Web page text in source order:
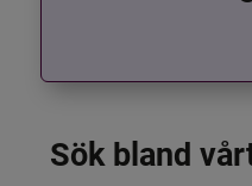
Sök bland